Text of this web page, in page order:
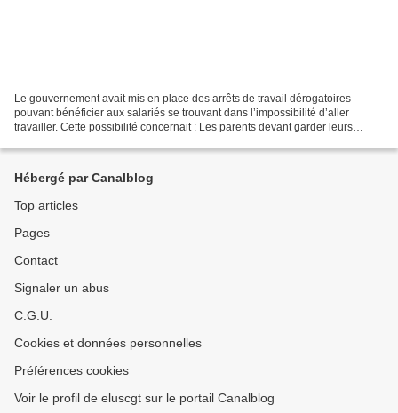
Le gouvernement avait mis en place des arrêts de travail dérogatoires
pouvant bénéficier aux salariés se trouvant dans l’impossibilité d’aller
travailler. Cette possibilité concernait : Les parents devant garder leurs
Hébergé par Canalblog
Top articles
Pages
Contact
Signaler un abus
C.G.U.
Cookies et données personnelles
Préférences cookies
Voir le profil de eluscgt sur le portail Canalblog